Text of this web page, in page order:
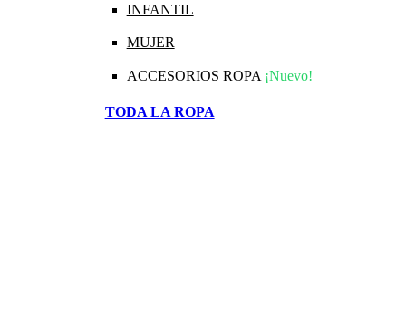
INFANTIL
MUJER
ACCESORIOS ROPA ¡Nuevo!
TODA LA ROPA